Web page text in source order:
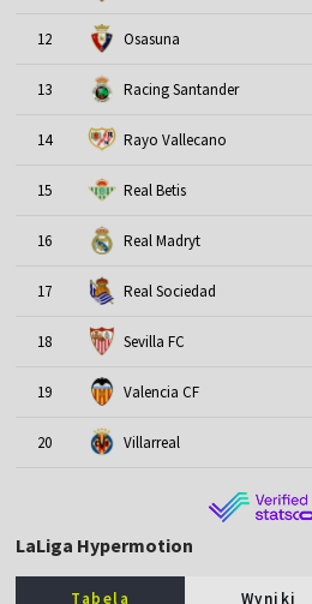
12 Osasuna
13 Racing Santander
14 Rayo Vallecano
15 Real Betis
16 Real Madryt
17 Real Sociedad
18 Sevilla FC
19 Valencia CF
20 Villarreal
LaLiga Hypermotion
Tabela Wyniki